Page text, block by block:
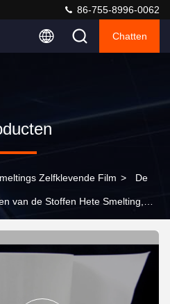
86-755-8996-0062
Chatten
Zelfklevende Film > De
van de Stoffen Hete Smelting,